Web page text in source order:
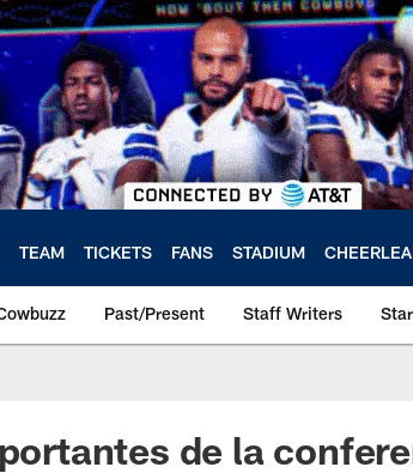
TEAM TICKETS FANS STADIUM
Past/Present Staff Writers
de la